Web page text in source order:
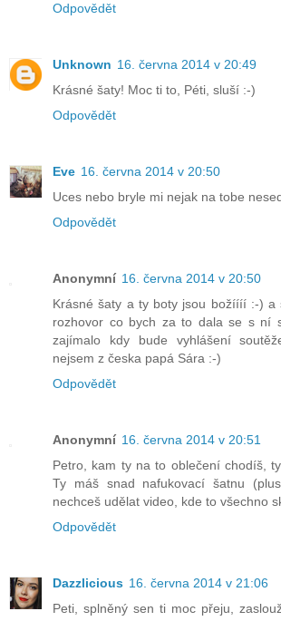
Odpovědět
Unknown 16. června 2014 v 20:49
Krásné šaty! Moc ti to, Péti, sluší :-)
Odpovědět
Eve 16. června 2014 v 20:50
Uces nebo bryle mi nejak na tobe
Odpovědět
Anonymní 16. června 2014 v 20:50
Krásné šaty a ty boty jsou božíííí :-) a
rozhovor co bych za to dala se s ní
zajímalo kdy bude vyhlášení
nejsem z česka papá Sára :-)
Odpovědět
Anonymní 16. června 2014 v 20:51
Petro, kam ty na to oblečení chodíš,
Ty máš snad nafukovací šatnu
nechceš udělat video, kde to všechno
Odpovědět
Dazzlicious 16. června 2014 v 21:06
Peti, splněný sen ti moc přeju,